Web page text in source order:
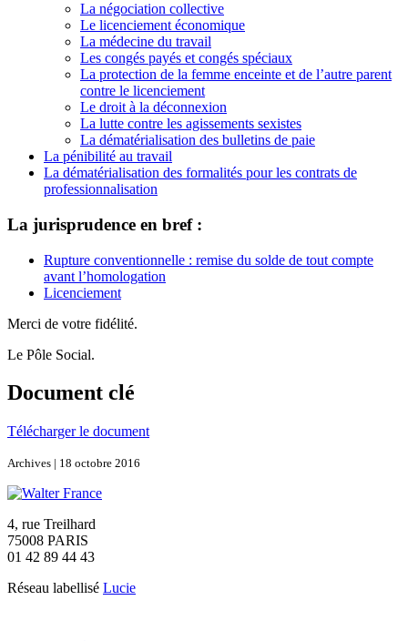
La négociation collective
Le licenciement économique
La médecine du travail
Les congés payés et congés spéciaux
La protection de la femme enceinte et de l’autre parent
contre le licenciement
Le droit à la déconnexion
La lutte contre les agissements sexistes
La dématérialisation des bulletins de paie
La pénibilité au travail
La dématérialisation des formalités pour les contrats de
professionnalisation
La jurisprudence en bref :
Rupture conventionnelle : remise du solde de tout compte
avant l’homologation
Licenciement
Merci de votre fidélité.
Le Pôle Social.
Document clé
Télécharger le document
Archives | 18 octobre 2016
4, rue Treilhard
75008 PARIS
01 42 89 44 43
Réseau labellisé Lucie